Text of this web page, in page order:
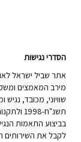
הסדרי נגישות
אתר שביל ישראל
מירב המאמצים
שוויוני, מכובד,
תשנ"ח-
בביצוע התאמות
לקבל את השירותים